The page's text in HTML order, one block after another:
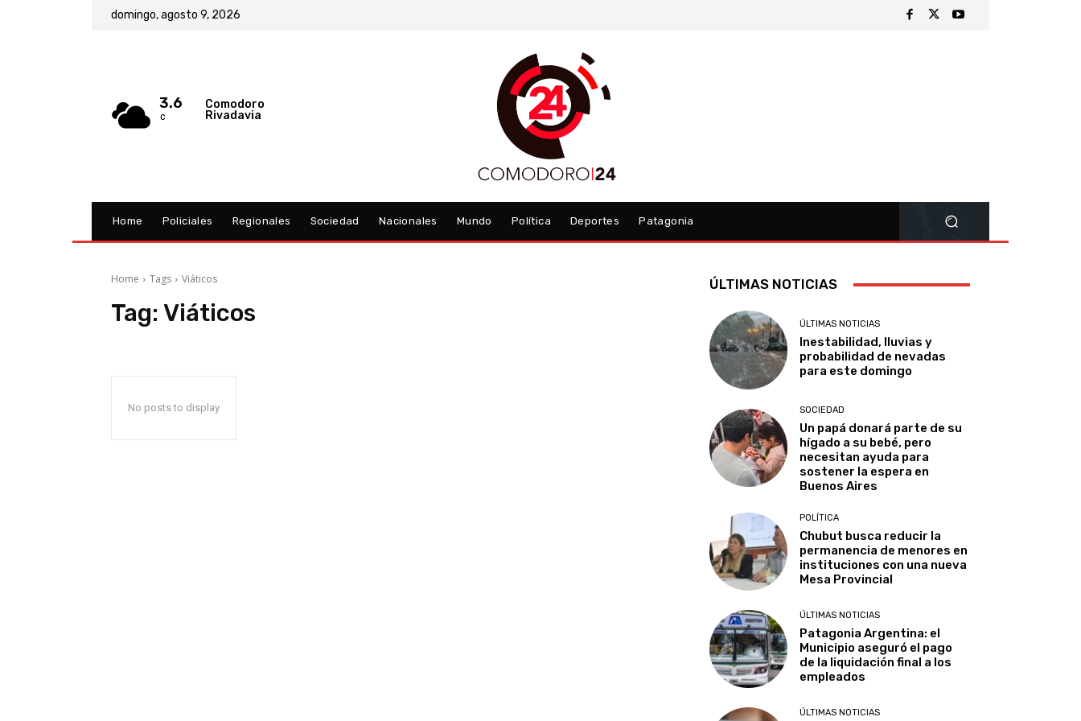
domingo, agosto 9, 2026
3.6
C
Comodoro
Rivadavia
Home Policiales Regionales Sociedad Nacionales Mundo Política Deportes Patagonia
Home Tags Viáticos
Tag: Viáticos
No posts to display
ÚLTIMAS NOTICIAS
ÚLTIMAS NOTICIAS
Inestabilidad, lluvias y
probabilidad de nevadas
para este domingo
SOCIEDAD
Un papá donará parte de su
hígado a su bebé, pero
necesitan ayuda para
sostener la espera en
Buenos Aires
POLÍTICA
Chubut busca reducir la
permanencia de menores en
instituciones con una nueva
Mesa Provincial
ÚLTIMAS NOTICIAS
Patagonia Argentina: el
Municipio aseguró el pago
de la liquidación final a los
empleados
ÚLTIMAS NOTICIAS